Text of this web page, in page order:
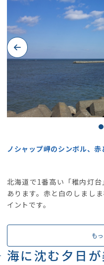
Previous
ノシャップ岬のシンボル、
北海道で1番高い「稚内灯
あります。赤と白のしまし
イントです。
も
海に沈む夕日が